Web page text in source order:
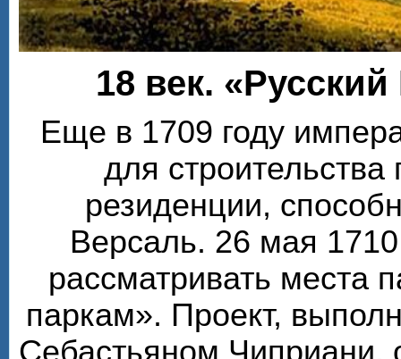
18 век.
Еще в 1709 году
для
резиденции,
Версаль. 26 мая
рассматривать места
паркам». Проект,